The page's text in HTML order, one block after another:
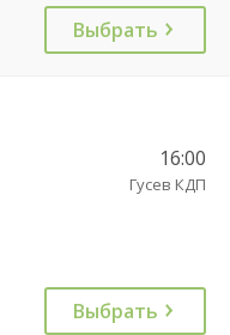
Выбрать
16:00
Гусев КДП
Выбрать